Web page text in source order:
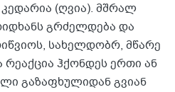
(ღვია). მშრალ
გრძელდება და
სახელდობრ, მწარე
ჰქონდეს ერთი ან
გაზაფხულიდან გვიან